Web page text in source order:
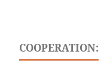
COOPERATION: